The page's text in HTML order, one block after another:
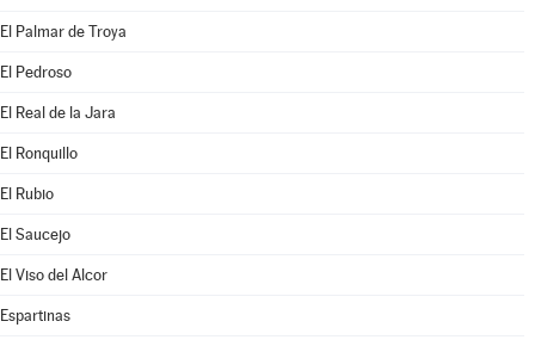
El Palmar de Troya
El Pedroso
El Real de la Jara
El Ronquillo
El Rubio
El Saucejo
El Viso del Alcor
Espartinas